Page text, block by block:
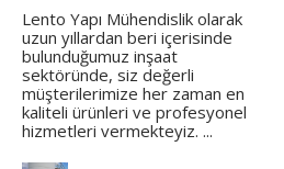
Lento Yapı Mühendislik olarak
uzun yıllardan beri içerisinde
bulunduğumuz inşaat
sektöründe, siz değerli
müşterilerimize her zaman en
kaliteli ürünleri ve profesyonel
hizmetleri vermekteyiz. ...